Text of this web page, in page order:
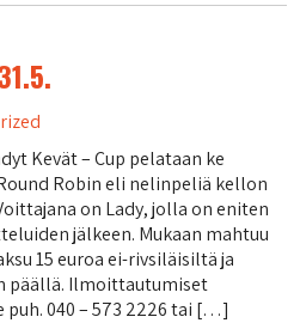
Kevät – Cup pelataan ke
Robin eli nelinpeliä kellon
on Lady, jolla on eniten
jälkeen. Mukaan mahtuu
15 euroa ei-rivsiläisiltä ja
päällä. Ilmoittautumiset
puh. 040 – 573 2226 tai […]